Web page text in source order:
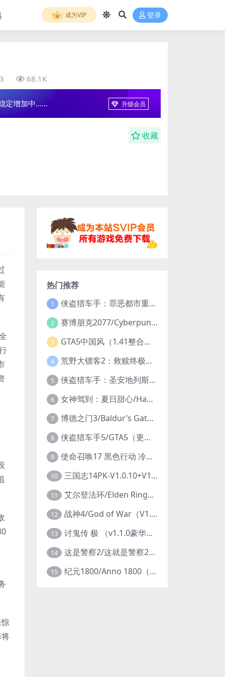
成为VIP 登录
3 68.1K
定增加中...... 升级会员
收藏
热门推荐
1 侠盗猎车手：罪恶都市重制版/Grand Theft Auto: Vice City – The Definitive Edition
2 赛博朋克2077/Cyberpunk 2077（更新v2.20全DLC）
3 GTA5中国风（1.41整合版1300辆真车+183位美女与英雄+200%存档）
4 荒野大镖客2：救赎终极版/大表哥2/Red Dead Redemption 2: Ultimate Edition（更新v1491.50终极版）
5 侠盗猎车手：圣安地列斯重制版/Grand Theft Auto: San Andreas – The Definitive Edition（更新v1.113.49697469）
6 女神驾到：夏日甜心/Happy Together（模拟器版-升级豪华终极珍藏版+全DLC）
7 博德之门3/Baldur’s Gate 3（更新v4.1.1.7209685）
8 侠盗猎车手5/GTA5（更新v1.70纯净版-内置修改器+通关存档）
9 使命召唤17 黑色行动 冷战V1.34 全DLC 官方中文版COD17
10 三国志14PK-V1.0.10+V1.0.25-威力加强豪华版（武将面容套装-全DLC+季票+特典+中文语音+编辑修改器）
11 艾尔登法环/Elden Ring（更新v1.14 ）
12 战神4/God of War（V1.0.13-斗战狂神-奎爷的裁决+全DLC）
13 讨鬼传 极 （v1.1.0豪华版）
14 这是警察2/这就是警察2/This is Police
15 纪元1800/Anno 1800（豪华版全DLCv9.2.972600）